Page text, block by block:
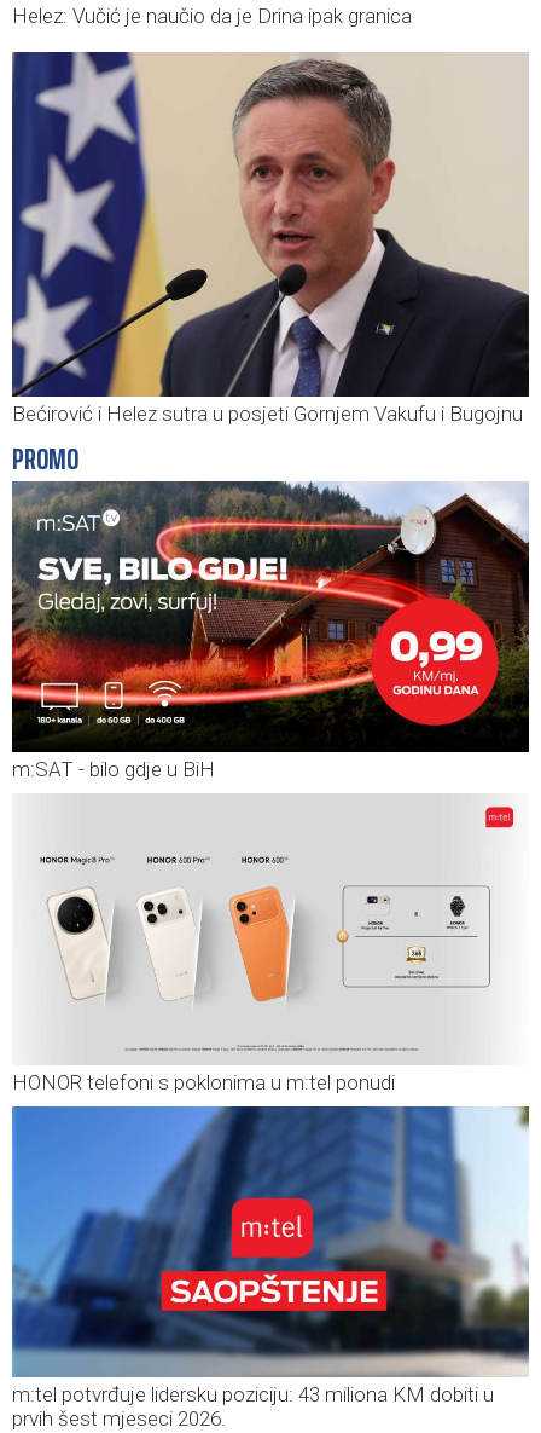
Helez: Vučić je naučio da je Drina ipak granica
Bećirović i Helez sutra u posjeti Gornjem Vakufu i Bugojnu
PROMO
m:SAT - bilo gdje u BiH
HONOR telefoni s poklonima u m:tel ponudi
m:tel potvrđuje lidersku poziciju: 43 miliona KM dobiti u
prvih šest mjeseci 2026.